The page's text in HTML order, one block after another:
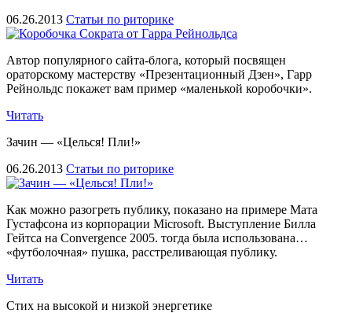
06.26.2013 Статьи по риторике
Автор популярного сайта-блога, который посвящен
ораторскому мастерству «Презентационный Дзен», Гарр
Рейнольдс покажет вам пример «маленькой коробочки».
Читать
Зачин — «Целься! Пли!»
06.26.2013 Статьи по риторике
Как можно разогреть публику, показано на примере Мата
Густафсона из корпорации Microsoft. Выступление Билла
Гейтса на Convergence 2005. тогда была использована…
«футболочная» пушка, расстреливающая публику.
Читать
Стих на высокой и низкой энергетике